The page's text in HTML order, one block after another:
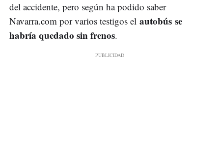
del accidente, pero según ha podido saber
Navarra.com por varios testigos el autobús se
habría quedado sin frenos.